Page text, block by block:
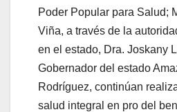
Poder Popular para Salud;
Viña, a través de la
en el estado, Dra. Joskany
Gobernador del estado
Rodríguez, continúan
salud integral en pro del